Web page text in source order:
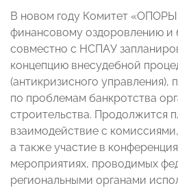
В новом году Комитет
финансовому оздоровлению и
совместно с НСПАУ
концепцию внесудебной
(антикризисного управления),
по проблемам банкротства
строительства. Продолжится
взаимодействие с
а также участие в
мероприятиях, проводимых
региональными органами